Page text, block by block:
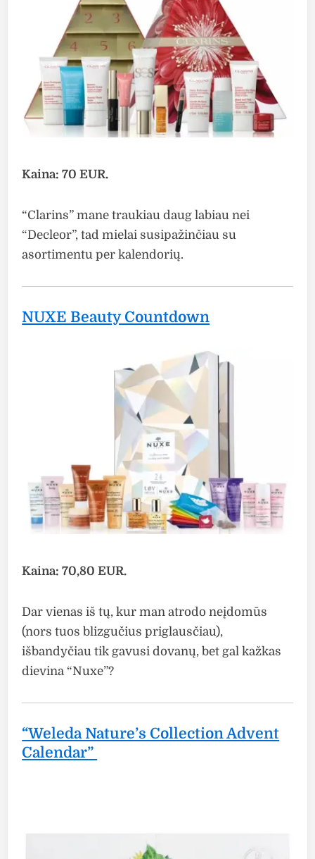
Kaina: 70 EUR.
“Clarins” mane traukiau daug labiau nei
“Decleor”, tad mielai susipažinčiau su
asortimentu per kalendorių.
NUXE Beauty Countdown
Kaina: 70,80 EUR.
Dar vienas iš tų, kur man atrodo neįdomūs
(nors tuos blizgučius priglausčiau),
išbandyčiau tik gavusi dovanų, bet gal kažkas
dievina “Nuxe”?
“Weleda Nature’s Collection Advent
Calendar”